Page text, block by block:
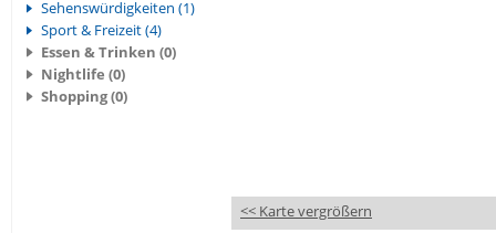
Sehenswürdigkeiten (1)
Sport & Freizeit (4)
Essen & Trinken (0)
Nightlife (0)
Shopping (0)
<< Karte vergrößern